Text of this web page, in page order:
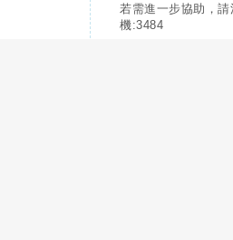
若需進一步協助，
機:3484